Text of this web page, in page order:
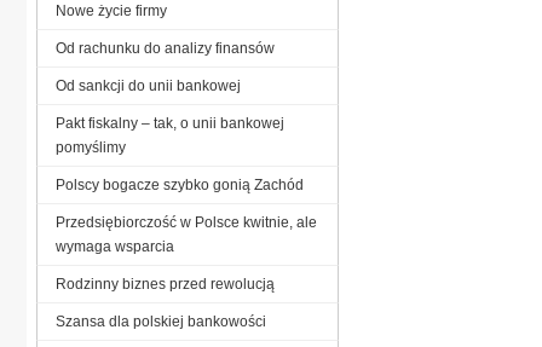
Nowe życie firmy
Od rachunku do analizy finansów
Od sankcji do unii bankowej
Pakt fiskalny – tak, o unii bankowej
pomyślimy
Polscy bogacze szybko gonią Zachód
Przedsiębiorczość w Polsce kwitnie, ale
wymaga wsparcia
Rodzinny biznes przed rewolucją
Szansa dla polskiej bankowości